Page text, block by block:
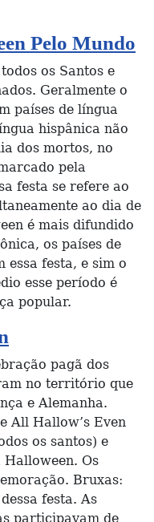
Pelo Mundo
os Santos e
Geralmente o
países de língua
hispânica não
dos mortos, no
pela
festa se refere ao
ao dia de
é mais difundido
os países de
essa festa, e sim o
esse período é
popular.
pagã dos
no território que
e Alemanha.
All Hallow’s Even
os santos) e
Os
Bruxas:
festa. As
participavam de